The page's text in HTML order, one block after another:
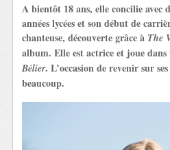
A bientôt 18 ans, elle concilie avec
années lycées et son début de
chanteuse, découverte grâce à The
album. Elle est actrice et joue
Bélier. L’occasion de revenir sur
beaucoup.